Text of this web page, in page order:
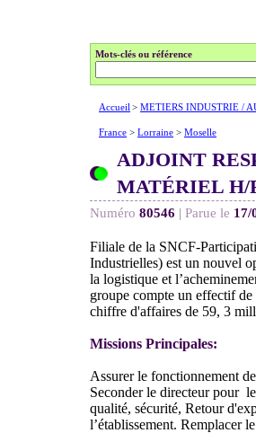
Mots-clés ou référence
Accueil > METIERS INDUSTRIE /
France > Lorraine > Moselle
ADJOINT
MATÉRIEL H/
Numéro 80546 | Parue le 17/
Filiale de la SNCF-
Industrielles) est un nouvel
la logistique et
groupe compte un effectif
chiffre d'affaires de 59, 3
Missions Principales:
Assurer le fonctionnement
Seconder le directeur pour
qualité, sécurité, Retour
l’établissement. Remplacer